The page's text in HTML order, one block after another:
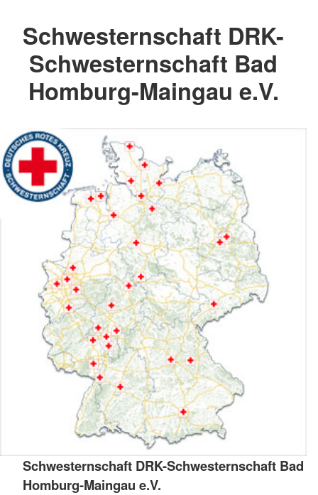
Schwesternschaft DRK-
Schwesternschaft Bad
Homburg-Maingau e.V.
Schwesternschaft DRK-Schwesternschaft Bad
Homburg-Maingau e.V.